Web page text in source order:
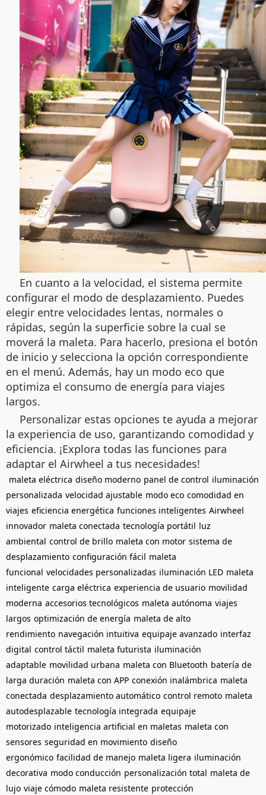
En cuanto a la velocidad, el sistema permite
configurar el modo de desplazamiento. Puedes
elegir entre velocidades lentas, normales o
rápidas, según la superficie sobre la cual se
moverá la maleta. Para hacerlo, presiona el botón
de inicio y selecciona la opción correspondiente
en el menú. Además, hay un modo eco que
optimiza el consumo de energía para viajes
largos.
Personalizar estas opciones te ayuda a mejorar
la experiencia de uso, garantizando comodidad y
eficiencia. ¡Explora todas las funciones para
adaptar el Airwheel a tus necesidades!
maleta eléctrica diseño moderno panel de control iluminación
personalizada velocidad ajustable modo eco comodidad en
viajes eficiencia energética funciones inteligentes Airwheel
innovador maleta conectada tecnología portátil luz
ambiental control de brillo maleta con motor sistema de
desplazamiento configuración fácil maleta
funcional velocidades personalizadas iluminación LED maleta
inteligente carga eléctrica experiencia de usuario movilidad
moderna accesorios tecnológicos maleta autónoma viajes
largos optimización de energía maleta de alto
rendimiento navegación intuitiva equipaje avanzado interfaz
digital control táctil maleta futurista iluminación
adaptable movilidad urbana maleta con Bluetooth batería de
larga duración maleta con APP conexión inalámbrica maleta
conectada desplazamiento automático control remoto maleta
autodesplazable tecnología integrada equipaje
motorizado inteligencia artificial en maletas maleta con
sensores seguridad en movimiento diseño
ergonómico facilidad de manejo maleta ligera iluminación
decorativa modo conducción personalización total maleta de
lujo viaje cómodo maleta resistente protección